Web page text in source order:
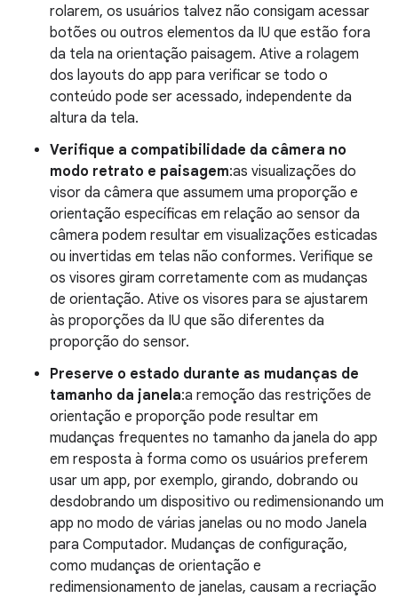
rolarem, os usuários talvez não consigam acessar
botões ou outros elementos da IU que estão fora
da tela na orientação paisagem. Ative a rolagem
dos layouts do app para verificar se todo o
conteúdo pode ser acessado, independente da
altura da tela.
Verifique a compatibilidade da câmera no
modo retrato e paisagem:as visualizações do
visor da câmera que assumem uma proporção e
orientação específicas em relação ao sensor da
câmera podem resultar em visualizações esticadas
ou invertidas em telas não conformes. Verifique se
os visores giram corretamente com as mudanças
de orientação. Ative os visores para se ajustarem
às proporções da IU que são diferentes da
proporção do sensor.
Preserve o estado durante as mudanças de
tamanho da janela:a remoção das restrições de
orientação e proporção pode resultar em
mudanças frequentes no tamanho da janela do app
em resposta à forma como os usuários preferem
usar um app, por exemplo, girando, dobrando ou
desdobrando um dispositivo ou redimensionando um
app no modo de várias janelas ou no modo Janela
para Computador. Mudanças de configuração,
como mudanças de orientação e
redimensionamento de janelas, causam a recriação